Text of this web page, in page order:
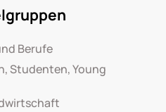
Berufe
Studenten, Young